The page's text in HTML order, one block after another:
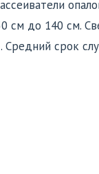
см до 140 см.
Средний срок